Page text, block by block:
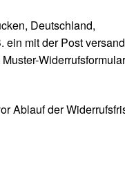
Deutschland,
ein mit der Post
Ablauf der